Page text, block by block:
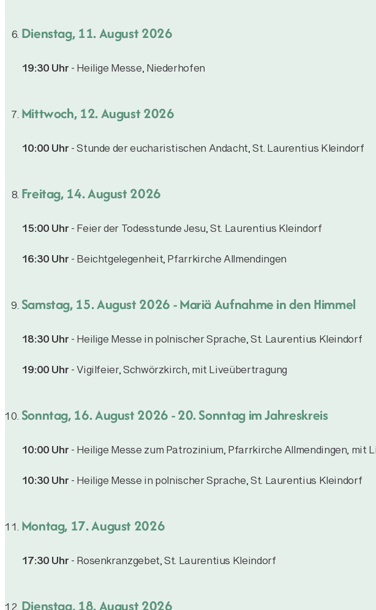
Dienstag, 11. August 2026
19:30 Uhr- Heilige Messe, Niederhofen
Mittwoch, 12. August 2026
10:00 Uhr- Stunde der eucharistischen Andacht, St. Laurentius Kleindorf
Freitag, 14. August 2026
15:00 Uhr- Feier der Todesstunde Jesu, St. Laurentius Kleindorf
16:30 Uhr- Beichtgelegenheit, Pfarrkirche Allmendingen
Samstag, 15. August 2026- Mariä Aufnahme in den Himmel
18:30 Uhr- Heilige Messe in polnischer Sprache, St. Laurentius Kleindorf
19:00 Uhr- Vigilfeier, Schwörzkirch, mit Liveübertragung
Sonntag, 16. August 2026- 20. Sonntag im Jahreskreis
10:00 Uhr- Heilige Messe zum Patrozinium, Pfarrkirche Allmendingen, mit
10:30 Uhr- Heilige Messe in polnischer Sprache, St. Laurentius Kleindorf
Montag, 17. August 2026
17:30 Uhr- Rosenkranzgebet, St. Laurentius Kleindorf
Dienstag, 18. August 2026